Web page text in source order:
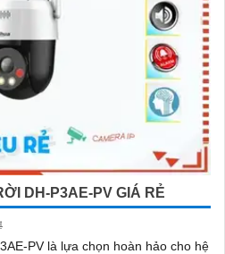
DH-P3AE-PV GIÁ RẺ
PV là lựa chọn hoàn hảo cho hệ